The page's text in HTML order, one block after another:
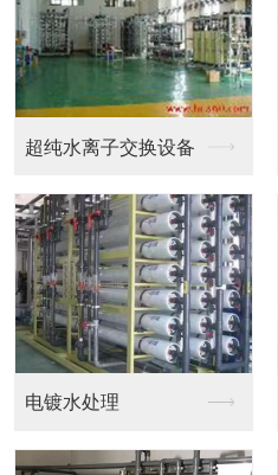
钟表，珠宝，电镀加工...
EDI设备